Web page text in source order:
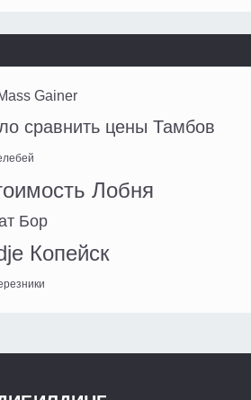
Gainer
сравнить цены Тамбов
Лобня
Бор
Копейск